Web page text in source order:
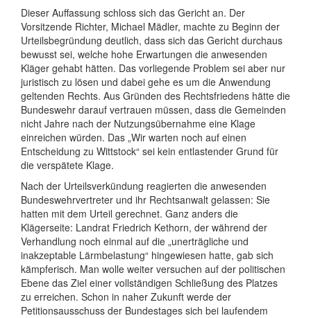
Dieser Auffassung schloss sich das Gericht an. Der
Vorsitzende Richter, Michael Mädler, machte zu Beginn der
Urteilsbegründung deutlich, dass sich das Gericht durchaus
bewusst sei, welche hohe Erwartungen die anwesenden
Kläger gehabt hätten. Das vorliegende Problem sei aber nur
juristisch zu lösen und dabei gehe es um die Anwendung
geltenden Rechts. Aus Gründen des Rechtsfriedens hätte die
Bundeswehr darauf vertrauen müssen, dass die Gemeinden
nicht Jahre nach der Nutzungsübernahme eine Klage
einreichen würden. Das „Wir warten noch auf einen
Entscheidung zu Wittstock“ sei kein entlastender Grund für
die verspätete Klage.
Nach der Urteilsverkündung reagierten die anwesenden
Bundeswehrvertreter und ihr Rechtsanwalt gelassen: Sie
hatten mit dem Urteil gerechnet. Ganz anders die
Klägerseite: Landrat Friedrich Kethorn, der während der
Verhandlung noch einmal auf die „unerträgliche und
inakzeptable Lärmbelastung“ hingewiesen hatte, gab sich
kämpferisch. Man wolle weiter versuchen auf der politischen
Ebene das Ziel einer vollständigen Schließung des Platzes
zu erreichen. Schon in naher Zukunft werde der
Petitionsausschuss der Bundestages sich bei laufendem